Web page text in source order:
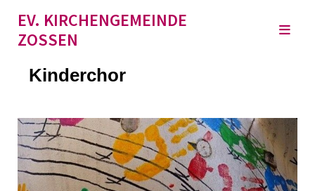
EV. KIRCHENGEMEINDE
ZOSSEN
Kinderchor